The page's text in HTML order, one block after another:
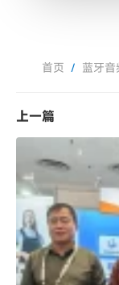
首页 / 蓝牙音
上一篇